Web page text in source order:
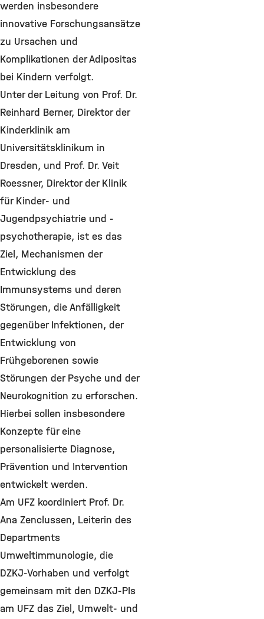
werden insbesondere
innovative Forschungsansätze
zu Ursachen und
Komplikationen der Adipositas
bei Kindern verfolgt.
Unter der Leitung von Prof. Dr.
Reinhard Berner, Direktor der
Kinderklinik am
Universitätsklinikum in
Dresden, und Prof. Dr. Veit
Roessner, Direktor der Klinik
für Kinder- und
Jugendpsychiatrie und -
psychotherapie, ist es das
Ziel, Mechanismen der
Entwicklung des
Immunsystems und deren
Störungen, die Anfälligkeit
gegenüber Infektionen, der
Entwicklung von
Frühgeborenen sowie
Störungen der Psyche und der
Neurokognition zu erforschen.
Hierbei sollen insbesondere
Konzepte für eine
personalisierte Diagnose,
Prävention und Intervention
entwickelt werden.
Am UFZ koordiniert Prof. Dr.
Ana Zenclussen, Leiterin des
Departments
Umweltimmunologie, die
DZKJ-Vorhaben und verfolgt
gemeinsam mit den DZKJ-PIs
am UFZ das Ziel, Umwelt- und